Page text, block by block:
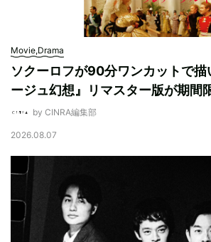
Movie,Drama
ソクーロフが90分ワンカットで描
ージュ幻想』リマスター版が期間
by CINRA編集部
2026.08.07